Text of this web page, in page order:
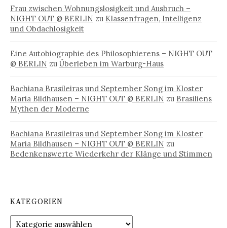
Frau zwischen Wohnungslosigkeit und Ausbruch –
NIGHT OUT @ BERLIN zu Klassenfragen, Intelligenz
und Obdachlosigkeit
Eine Autobiographie des Philosophierens – NIGHT OUT
@ BERLIN zu Überleben im Warburg-Haus
Bachiana Brasileiras und September Song im Kloster
Maria Bildhausen – NIGHT OUT @ BERLIN zu Brasiliens
Mythen der Moderne
Bachiana Brasileiras und September Song im Kloster
Maria Bildhausen – NIGHT OUT @ BERLIN zu
Bedenkenswerte Wiederkehr der Klänge und Stimmen
KATEGORIEN
Kategorien